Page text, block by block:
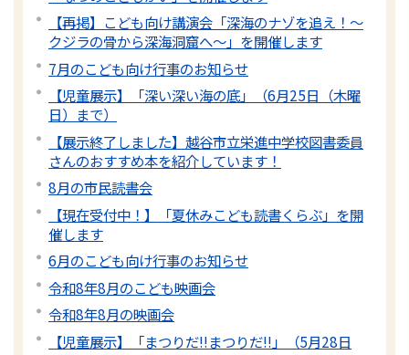
【再掲】こども向け講演会「深海のナゾを追え！〜
クジラの骨から深海洞窟へ〜」を開催します
7月のこども向け行事のお知らせ
【児童展示】「深い深い海の底」（6月25日（木曜
日）まで）
【展示終了しました】越谷市立栄進中学校図書委員
さんのおすすめ本を紹介しています！
8月の市民読書会
【現在受付中！】「夏休みこども読書くらぶ」を開
催します
6月のこども向け行事のお知らせ
令和8年8月のこども映画会
令和8年8月の映画会
【児童展示】「まつりだ!!まつりだ!!」（5月28日